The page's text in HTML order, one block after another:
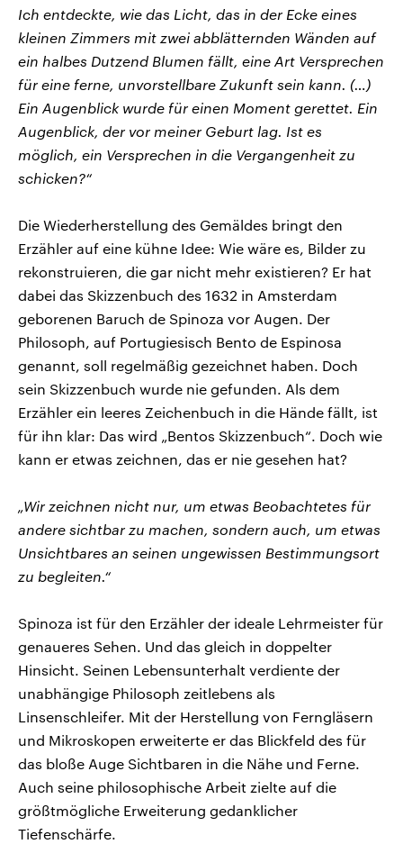
Ich entdeckte, wie das Licht, das in der Ecke eines
kleinen Zimmers mit zwei abblätternden Wänden auf
ein halbes Dutzend Blumen fällt, eine Art Versprechen
für eine ferne, unvorstellbare Zukunft sein kann. (…)
Ein Augenblick wurde für einen Moment gerettet. Ein
Augenblick, der vor meiner Geburt lag. Ist es
möglich, ein Versprechen in die Vergangenheit zu
schicken?“
Die Wiederherstellung des Gemäldes bringt den
Erzähler auf eine kühne Idee: Wie wäre es, Bilder zu
rekonstruieren, die gar nicht mehr existieren? Er hat
dabei das Skizzenbuch des 1632 in Amsterdam
geborenen Baruch de Spinoza vor Augen. Der
Philosoph, auf Portugiesisch Bento de Espinosa
genannt, soll regelmäßig gezeichnet haben. Doch
sein Skizzenbuch wurde nie gefunden. Als dem
Erzähler ein leeres Zeichenbuch in die Hände fällt, ist
für ihn klar: Das wird „Bentos Skizzenbuch“. Doch wie
kann er etwas zeichnen, das er nie gesehen hat?
„Wir zeichnen nicht nur, um etwas Beobachtetes für
andere sichtbar zu machen, sondern auch, um etwas
Unsichtbares an seinen ungewissen Bestimmungsort
zu begleiten.“
Spinoza ist für den Erzähler der ideale Lehrmeister für
genaueres Sehen. Und das gleich in doppelter
Hinsicht. Seinen Lebensunterhalt verdiente der
unabhängige Philosoph zeitlebens als
Linsenschleifer. Mit der Herstellung von Ferngläsern
und Mikroskopen erweiterte er das Blickfeld des für
das bloße Auge Sichtbaren in die Nähe und Ferne.
Auch seine philosophische Arbeit zielte auf die
größtmögliche Erweiterung gedanklicher
Tiefenschärfe.